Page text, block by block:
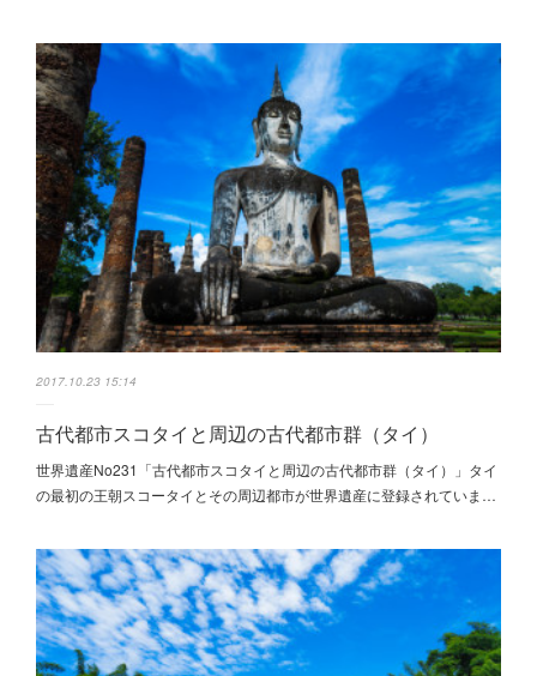
2017.10.23 15:14
古代都市スコタイと周辺の古代都市群（タイ）
世界遺産No231「古代都市スコタイと周辺の古代都市群（タイ）」タイ
の最初の王朝スコータイとその周辺都市が世界遺産に登録されていま…